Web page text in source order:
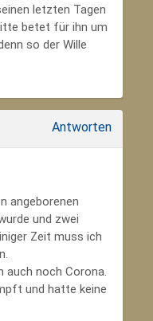
letzten Tagen
betet für ihn um
so der Wille
Antworten
angeborenen
und zwei
Zeit muss ich
auch noch Corona.
und hatte keine